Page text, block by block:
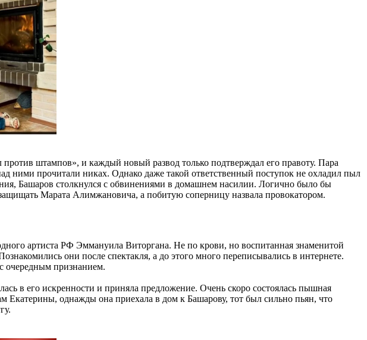
штампов», и каждый новый развод только подтверждал его правоту. Пара
ними прочитали никах. Однако даже такой ответственный поступок не охладил пыл
Башаров столкнулся с обвинениями в домашнем насилии. Логично было бы
Марата Алимжановича, а побитую соперницу назвала провокатором.
артиста РФ Эммануила Виторгана. Не по крови, но воспитанная знаменитой
они после спектакля, а до этого много переписывались в интернете.
очередным признанием.
в его искренности и приняла предложение. Очень скоро состоялась пышная
Екатерины, однажды она приехала в дом к Башарову, тот был сильно пьян, что